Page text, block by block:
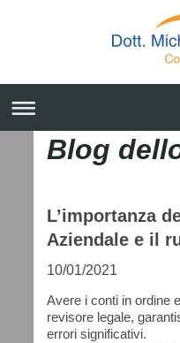
Blog
L’importanza
Aziendale e il
10/01/2021
Avere i conti in ordine
revisore legale,
errori significativi.